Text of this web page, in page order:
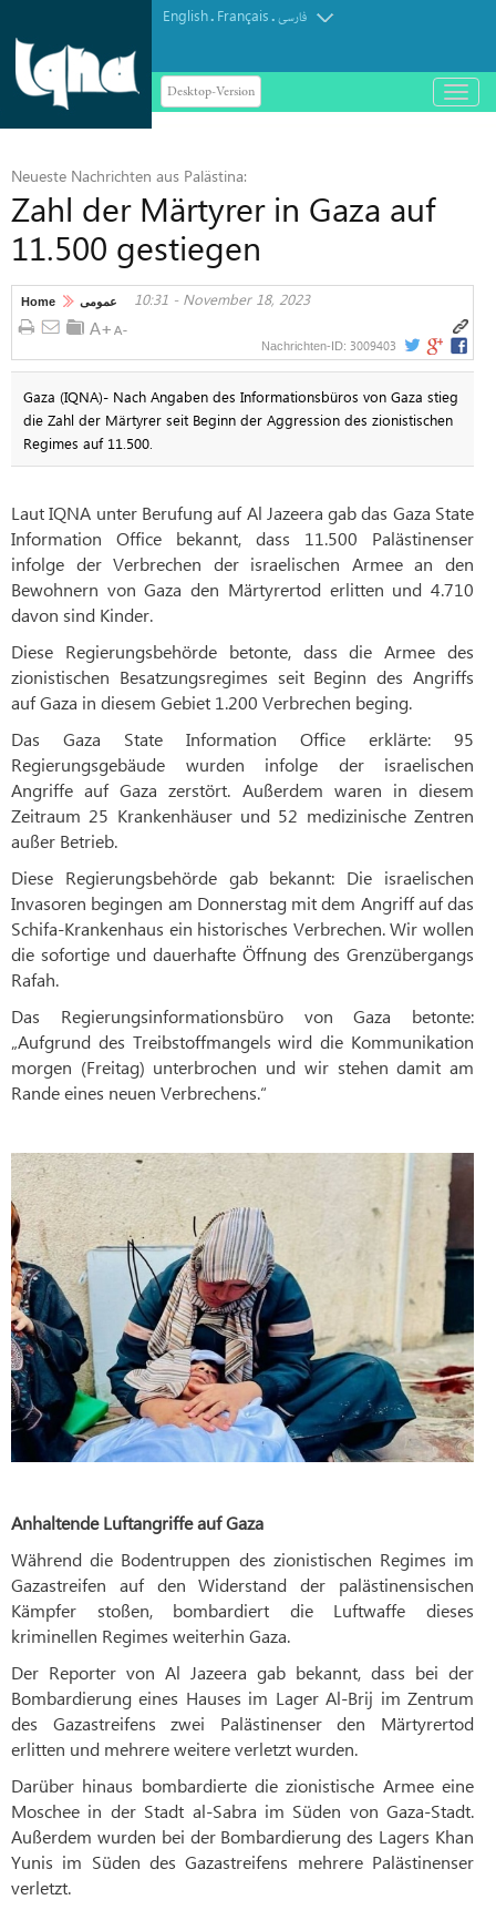
English. Français.فارسی
Desktop-Version
باز
و
Neueste Nachrichten aus Palästina:
Zahl der Märtyrer in Gaza auf
11.500 gestiegen
Home عمومی 10:31 - November 18, 2023
Nachrichten-ID: 3009403
Gaza (IQNA)- Nach Angaben des Informationsbüros von Gaza stieg
die Zahl der Märtyrer seit Beginn der Aggression des zionistischen
Regimes auf 11.500.
Laut IQNA unter Berufung auf Al Jazeera gab das Gaza State
Information Office bekannt, dass 11.500 Palästinenser
infolge der Verbrechen der israelischen Armee an den
Bewohnern von Gaza den Märtyrertod erlitten und 4.710
davon sind Kinder.
Diese Regierungsbehörde betonte, dass die Armee des
zionistischen Besatzungsregimes seit Beginn des Angriffs
auf Gaza in diesem Gebiet 1.200 Verbrechen beging.
Das Gaza State Information Office erklärte: 95
Regierungsgebäude wurden infolge der israelischen
Angriffe auf Gaza zerstört. Außerdem waren in diesem
Zeitraum 25 Krankenhäuser und 52 medizinische Zentren
außer Betrieb.
Diese Regierungsbehörde gab bekannt: Die israelischen
Invasoren begingen am Donnerstag mit dem Angriff auf das
Schifa-Krankenhaus ein historisches Verbrechen. Wir wollen
die sofortige und dauerhafte Öffnung des Grenzübergangs
Rafah.
Das Regierungsinformationsbüro von Gaza betonte:
„Aufgrund des Treibstoffmangels wird die Kommunikation
morgen (Freitag) unterbrochen und wir stehen damit am
Rande eines neuen Verbrechens.“
Anhaltende Luftangriffe auf Gaza
Während die Bodentruppen des zionistischen Regimes im
Gazastreifen auf den Widerstand der palästinensischen
Kämpfer stoßen, bombardiert die Luftwaffe dieses
kriminellen Regimes weiterhin Gaza.
Der Reporter von Al Jazeera gab bekannt, dass bei der
Bombardierung eines Hauses im Lager Al-Brij im Zentrum
des Gazastreifens zwei Palästinenser den Märtyrertod
erlitten und mehrere weitere verletzt wurden.
Darüber hinaus bombardierte die zionistische Armee eine
Moschee in der Stadt al-Sabra im Süden von Gaza-Stadt.
Außerdem wurden bei der Bombardierung des Lagers Khan
Yunis im Süden des Gazastreifens mehrere Palästinenser
verletzt.